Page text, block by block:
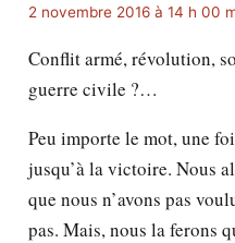
2 novembre 2016 à 14 h 00
Conflit armé, révolution,
guerre civile ?…
Peu importe le mot, une
jusqu’à la victoire. Nous
que nous n’avons pas
pas. Mais, nous la ferons